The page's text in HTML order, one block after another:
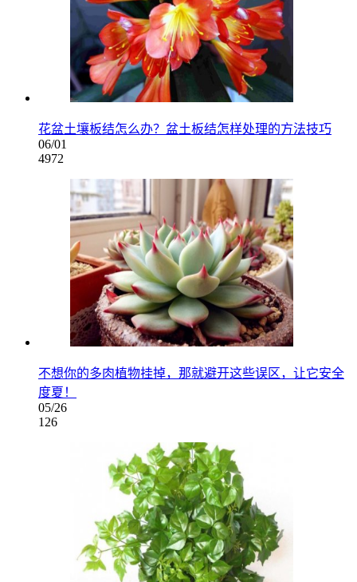
花盆土壤板结怎么办？盆土板结怎样处理的方法技巧
06/01
4972
不想你的多肉植物挂掉，那就避开这些误区，让它安全
度夏！
05/26
126